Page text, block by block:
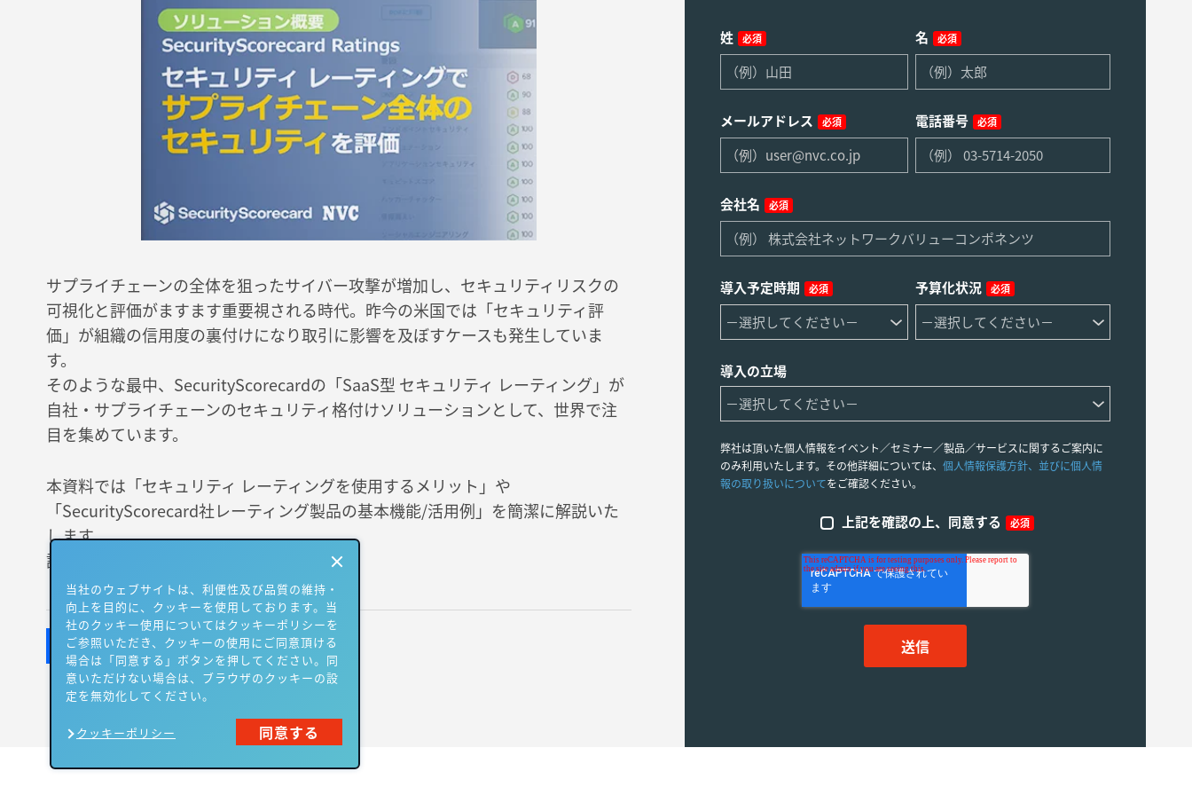
サプライチェーンの全体を狙ったサイバー攻撃が増加し、セキュリティリスクの
可視化と評価がますます重要視される時代。昨今の米国では「セキュリティ評
価」が組織の信用度の裏付けになり取引に影響を及ぼすケースも発生していま
す。
そのような最中、SecurityScorecardの「SaaS型 セキュリティ レーティング」が
自社・サプライチェーンのセキュリティ格付けソリューションとして、世界で注
目を集めています。
本資料では「セキュリティ レーティングを使用するメリット」や
「SecurityScorecard社レーティング製品の基本機能/活用例」を簡潔に解説いた
します。
詳しくは資料でご確認ください。
姓 必須 名 必須
メールアドレス 必須 電話番号 必須
会社名 必須
導入予定時期 必須 予算化状況 必須
導入の立場
弊社は頂いた個人情報をイベント／セミナー／製品／サービスに関するご案内に
のみ利用いたします。その他詳細については、 個人情報保護方針、並びに個人情
報の取り扱いについてをご確認ください。
上記を確認の上、同意する 必須
当社のウェブサイトは、利便性及び品質の維持・
向上を目的に、クッキーを使用しております。当
社のクッキー使用についてはクッキーポリシーを
ご参照いただき、クッキーの使用にご同意頂ける
場合は「同意する」ボタンを押してください。同
意いただけない場合は、ブラウザのクッキーの設
定を無効化してください。
クッキーポリシー 同意する